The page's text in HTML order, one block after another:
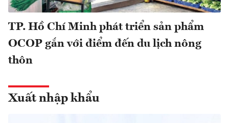
TP. Hồ Chí Minh phát triển sản phẩm
OCOP gắn với điểm đến du lịch nông
thôn
Xuất nhập khẩu